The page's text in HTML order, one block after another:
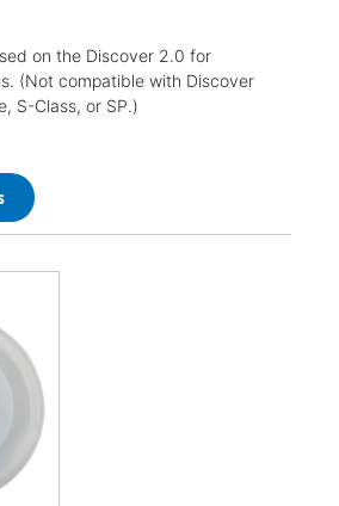
on the Discover 2.0 for
(Not compatible with Discover
S-Class, or SP.)